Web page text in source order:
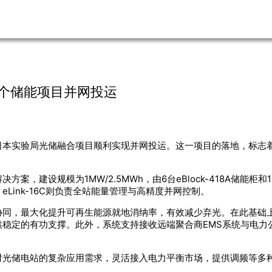
储能项目并网投运
验局光储融合项目顺利实现并网投运。这一项目的落地，标志
方案，建设规模为1MW/2.5MWh，由6台eBlock-418A储能柜
16C则负责全站能量管理与高精度并网控制。
，最大化提升可再生能源就地消纳率，有效减少弃光。在此基
定的有功支撑。此外，系统支持接收远端聚合商EMS系统与电
储电站的复杂应用需求，灵活接入电力平衡市场，提供调频等